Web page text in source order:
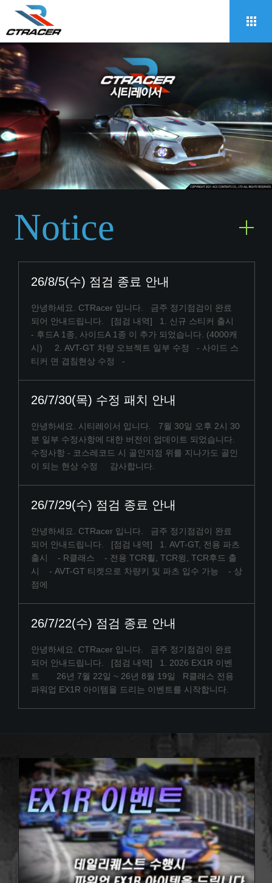
Notice
26/8/5(수) 점검 종료 안내
안녕하세요. CTRacer 입니다. 금주 정기점검이 완료
되어 안내드립니다. [점검 내역] 1. 신규 스티커 출시
- 후드A 1종, 사이드A 1종 이 추가 되었습니다. (4000캐
시) 2. AVT-GT 차량 오브젝트 일부 수정 - 사이드 스
티커 면 겹침현상 수정 -
26/7/30(목) 수정 패치 안내
안녕하세요. 시티레이서 입니다. 7월 30일 오후 2시 30
분 일부 수정사항에 대한 버전이 업데이트 되었습니다.
수정사항 - 코스레코드 시 골인지점 위를 지나가도 골인
이 되는 현상 수정 감사합니다.
26/7/29(수) 점검 종료 안내
안녕하세요. CTRacer 입니다. 금주 정기점검이 완료
되어 안내드립니다. [점검 내역] 1. AVT-GT, 전용 파츠
출시 - R클래스 - 전용 TCR휠, TCR윙, TCR후드 출
시 - AVT-GT 티켓으로 차량키 및 파츠 입수 가능 - 상
점에
26/7/22(수) 점검 종료 안내
안녕하세요. CTRacer 입니다. 금주 정기점검이 완료
되어 안내드립니다. [점검 내역] 1. 2026 EX1R 이벤
트 26년 7월 22일 ~ 26년 8월 19일 R클래스 전용